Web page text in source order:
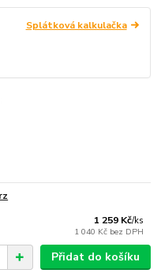
Splátková kalkulačka
1 259 Kč/ks
1 040 Kč bez DPH
Přidat do košíku